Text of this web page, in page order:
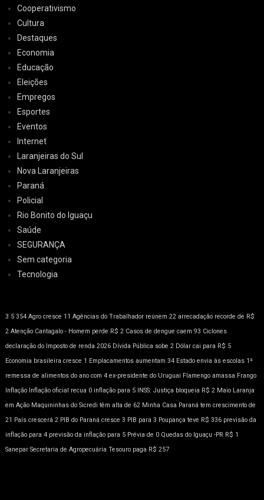
Cooperativismo
Cultura
Destaques
Economia
Educação
Eleições
Empregos
Esportes
Eventos
Internet
Laranjeiras do Sul
Nova Laranjeiras
Paraná
Policial
Rio Bonito do Iguaçu
Saúde
SEGURANÇA
Sem categoria
Tecnologia
3 5 354 Agro cresce 11 Agências do Trabalhador reúnem 22 arrecadação recorde de R$
2 Atenção Cantagalo - Homem perde R$ 2 Casos de dengue caem 93 Ciclones
declaração do Imposto de renda 2026 Dívida Pública sobe 2 Dólar cai para R$ 5
Economia brasileira cresce 1 Emplacamentos aumentam 34 Estado envia às escolas 1ª
remessa de alimentos do ano com 4 ex-presidente do Uruguai Flamengo amassa Frango
Inflação Inflação oficial recua 0 inflação para 5 INSS: Justiça bloqueia R$ 2 Maio Laranja
em Ação Maquininhas do Sicredi têm alta de 62 Minha Casa Paraná tem crescimento de
21 País crescerá 2 PIB do Paraná cresce 3 PIB para 3 Poupança teve R$ 336 previsão da
inflação para 4 previsão da inflação para 5 Prévia de 0 Quedas do Iguaçu -PR R$ 1
Sanepar Secretaria de Agropecuária Tesouro paga R$ 257